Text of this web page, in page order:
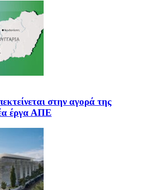
στην αγορά της
έργα ΑΠΕ